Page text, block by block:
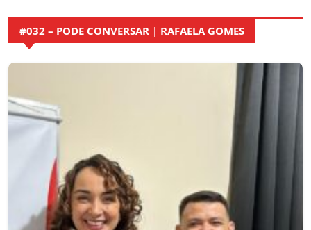
#032 – PODE CONVERSAR | RAFAELA GOMES